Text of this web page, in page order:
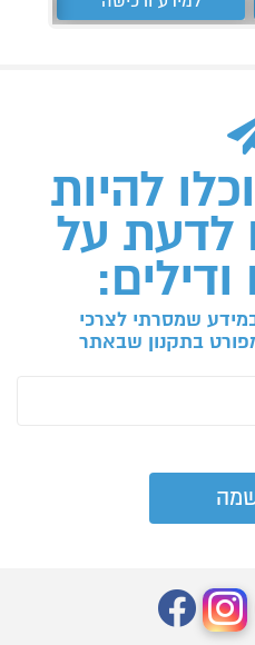
להיות
לדעת על
שמסרתי לצרכי
בתקנון שבאתר